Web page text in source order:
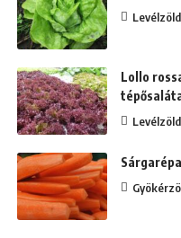
Lollo